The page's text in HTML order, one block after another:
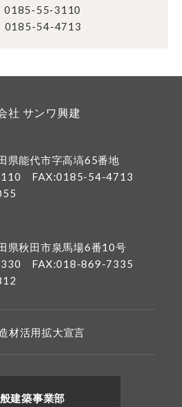
0185-55-3110
0185-54-4713
社 サンワ興建
県能代市字高塙65番地
FAX:0185-54-4713
県秋田市泉馬場6番10号
FAX:018-869-7335
材活用拡大宣言
建築事業部